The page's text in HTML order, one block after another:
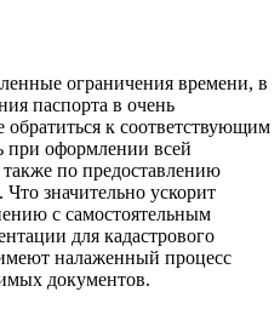
ограничения времени, в
паспорта в очень
к соответствующим
при оформлении всей
по предоставлению
значительно ускорит
с самостоятельным
для кадастрового
налаженный процесс
документов.